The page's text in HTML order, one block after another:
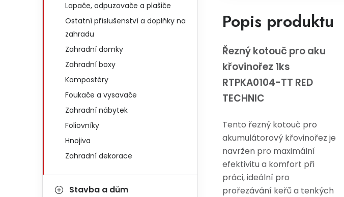
Lapače, odpuzovače a plašiče
Ostatní příslušenství a doplňky na
zahradu
Zahradní domky
Zahradní boxy
Kompostéry
Foukače a vysavače
Zahradní nábytek
Foliovníky
Hnojiva
Zahradní dekorace
Stavba a dům
Popis produktu
Řezný kotouč pro aku
křovinořez 1ks
RTPKA0104-TT RED
TECHNIC
Tento řezný kotouč pro
akumulátorový křovinořez je
navržen pro maximální
efektivitu a komfort při
práci, ideální pro
prořezávání keřů a tenkých